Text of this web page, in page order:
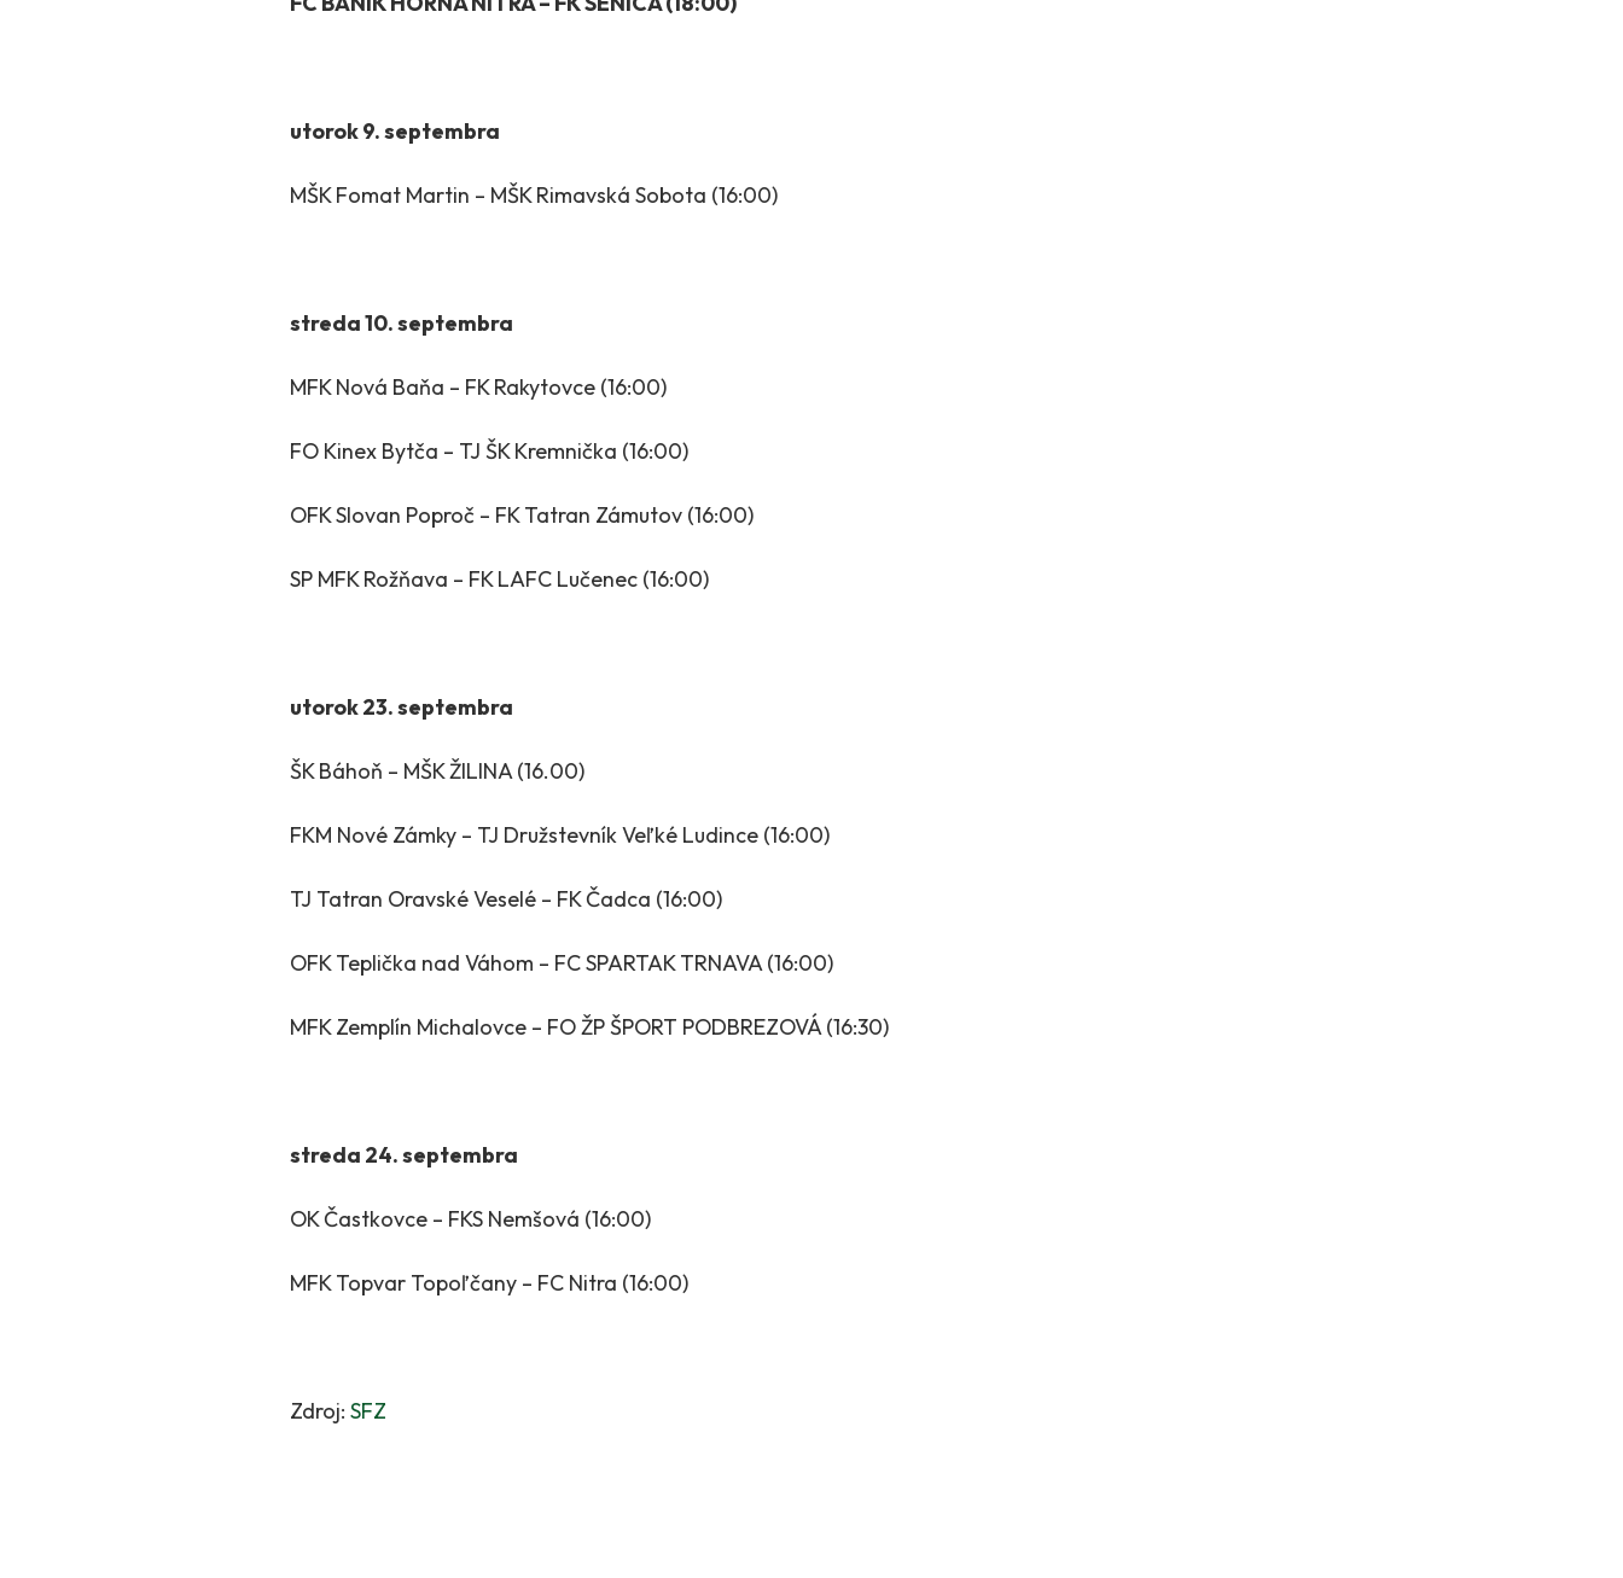
utorok 9. septembra
MŠK Fomat Martin – MŠK Rimavská Sobota (16:00)
streda 10. septembra
MFK Nová Baňa – FK Rakytovce (16:00)
FO Kinex Bytča – TJ ŠK Kremnička (16:00)
OFK Slovan Poproč – FK Tatran Zámutov (16:00)
SP MFK Rožňava – FK LAFC Lučenec (16:00)
utorok 23. septembra
ŠK Báhoň – MŠK ŽILINA (16.00)
FKM Nové Zámky – TJ Družstevník Veľké Ludince (16:00)
TJ Tatran Oravské Veselé – FK Čadca (16:00)
OFK Teplička nad Váhom – FC SPARTAK TRNAVA (16:00)
MFK Zemplín Michalovce – FO ŽP ŠPORT PODBREZOVÁ (16:30)
streda 24. septembra
OK Častkovce – FKS Nemšová (16:00)
MFK Topvar Topoľčany – FC Nitra (16:00)
Zdroj: SFZ